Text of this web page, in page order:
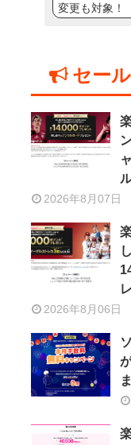
変更も対象！
セー
2026年8月07日
2026年8月06日